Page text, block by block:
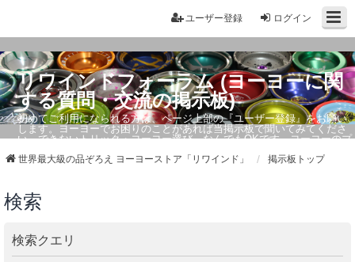
ログイン
ユーザー登録
リワインドフォーラム (ヨーヨーに関
する質問・交流の掲示板)
初めてご利用になられる方は、ページ上部の『ユーザー登録』をお願い
します。ヨーヨーでお困りのことがあれば当掲示板で聞いてみてくださ
い。できないトリック・ヨーヨー選び、なんでもOKです。ヨーヨーのプ
世界最大級の品ぞろえ ヨーヨーストア「リワインド」 掲示板トップ
検索
検索クエリ